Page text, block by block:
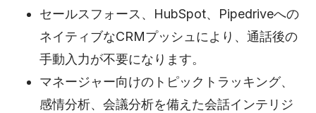
セールスフォース、HubSpot、Pipedriveへの
ネイティブなCRMプッシュにより、通話後の
手動入力が不要になります。
マネージャー向けのトピックトラッキング、
感情分析、会議分析を備えた会話インテリジ